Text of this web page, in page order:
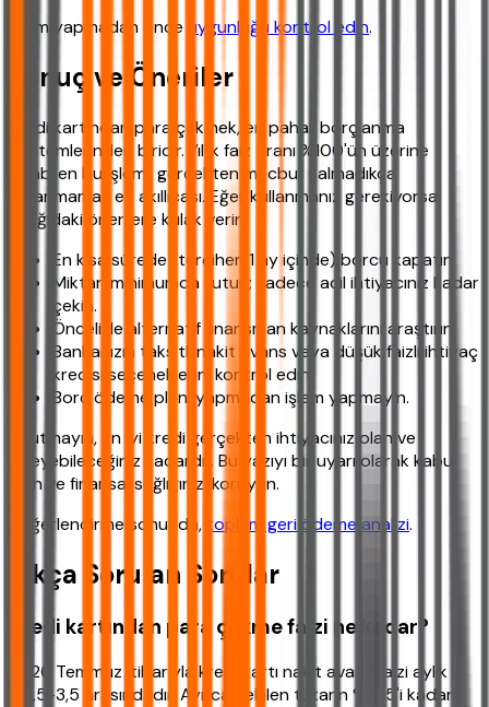
İşlem yapmadan önce uygunluğu kontrol edin.
Sonuç ve Öneriler
Kredi kartından para çekmek, en pahalı borçlanma
yöntemlerinden biridir. Yıllık faiz oranı %100'ün üzerine
çıkabilen bu işlemi, gerçekten mecbur kalmadıkça
kullanmamak en akıllıcası. Eğer kullanmanız gerekiyorsa,
aşağıdaki önerilere kulak verin:
En kısa sürede (tercihen 1 ay içinde) borcu kapatın.
Miktarı minimumda tutun; sadece acil ihtiyacınız kadar
çekin.
Öncelikle alternatif finansman kaynaklarını araştırın.
Bankanızın taksitli nakit avans veya düşük faizli ihtiyaç
kredisi seçeneklerini kontrol edin.
Borç ödeme planı yapmadan işlem yapmayın.
Unutmayın, en iyi kredi gerçekten ihtiyacınız olan ve
ödeyebileceğiniz kadardır. Bu yazıyı bir uyarı olarak kabul
edin ve finansal sağlığınızı koruyun.
Değerlendirme sonunda, toplam geri ödeme analizi.
Sıkça Sorulan Sorular
Kredi kartından para çekme faizi ne kadar?
2026 Temmuz itibarıyla kredi kartı nakit avans faizi aylık
%2,5-3,5 arasındadır. Ayrıca çekilen tutarın %3-5'i kadar